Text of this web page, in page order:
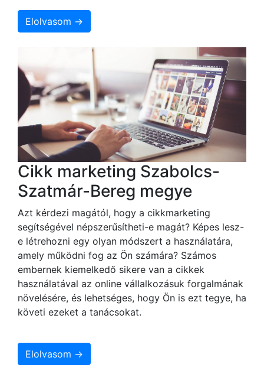
Elolvasom →
Cikk marketing Szabolcs-
Szatmár-Bereg megye
Azt kérdezi magától, hogy a cikkmarketing
segítségével népszerűsítheti-e magát? Képes lesz-
e létrehozni egy olyan módszert a használatára,
amely működni fog az Ön számára? Számos
embernek kiemelkedő sikere van a cikkek
használatával az online vállalkozásuk forgalmának
növelésére, és lehetséges, hogy Ön is ezt tegye, ha
követi ezeket a tanácsokat.
Elolvasom →